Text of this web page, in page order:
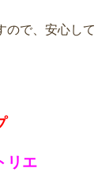
ので、安心して
リエ